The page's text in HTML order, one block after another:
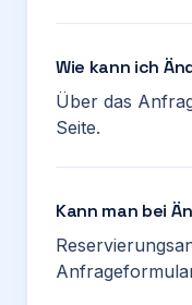
Wie kann ich
Über das
Seite.
Kann man bei